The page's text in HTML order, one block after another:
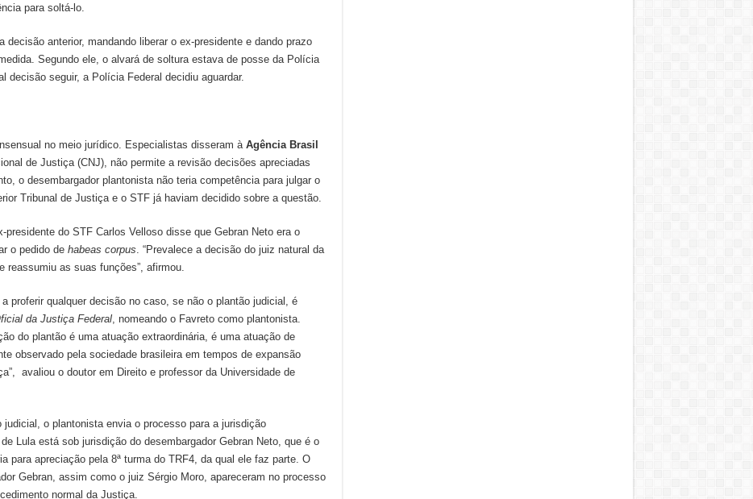
para soltá-lo.
decisão anterior, mandando liberar o ex-presidente e dando prazo
Segundo ele, o alvará de soltura estava de posse da Polícia
decisão seguir, a Polícia Federal decidiu aguardar.
no meio jurídico. Especialistas disseram à Agência Brasil
de Justiça (CNJ), não permite a revisão decisões apreciadas
o desembargador plantonista não teria competência para julgar o
Tribunal de Justiça e o STF já haviam decidido sobre a questão.
presidente do STF Carlos Velloso disse que Gebran Neto era o
o pedido de habeas corpus . “Prevalece a decisão do juiz natural da
reassumiu as suas funções”, afirmou.
proferir qualquer decisão no caso, se não o plantão judicial, é
da Justiça Federal, nomeando o Favreto como plantonista.
do plantão é uma atuação extraordinária, é uma atuação de
observado pela sociedade brasileira em tempos de expansão
avaliou o doutor em Direito e professor da Universidade de
o plantonista envia o processo para a jurisdição
Lula está sob jurisdição do desembargador Gebran Neto, que é o
para apreciação pela 8ª turma do TRF4, da qual ele faz parte. O
Gebran, assim como o juiz Sérgio Moro, apareceram no processo
normal da Justiça.